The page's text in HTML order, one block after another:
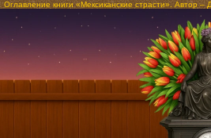
Оглавление книги «Мексиканские страсти». Автор –